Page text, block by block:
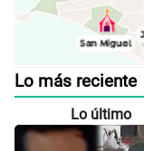
Lo más reciente
Lo último